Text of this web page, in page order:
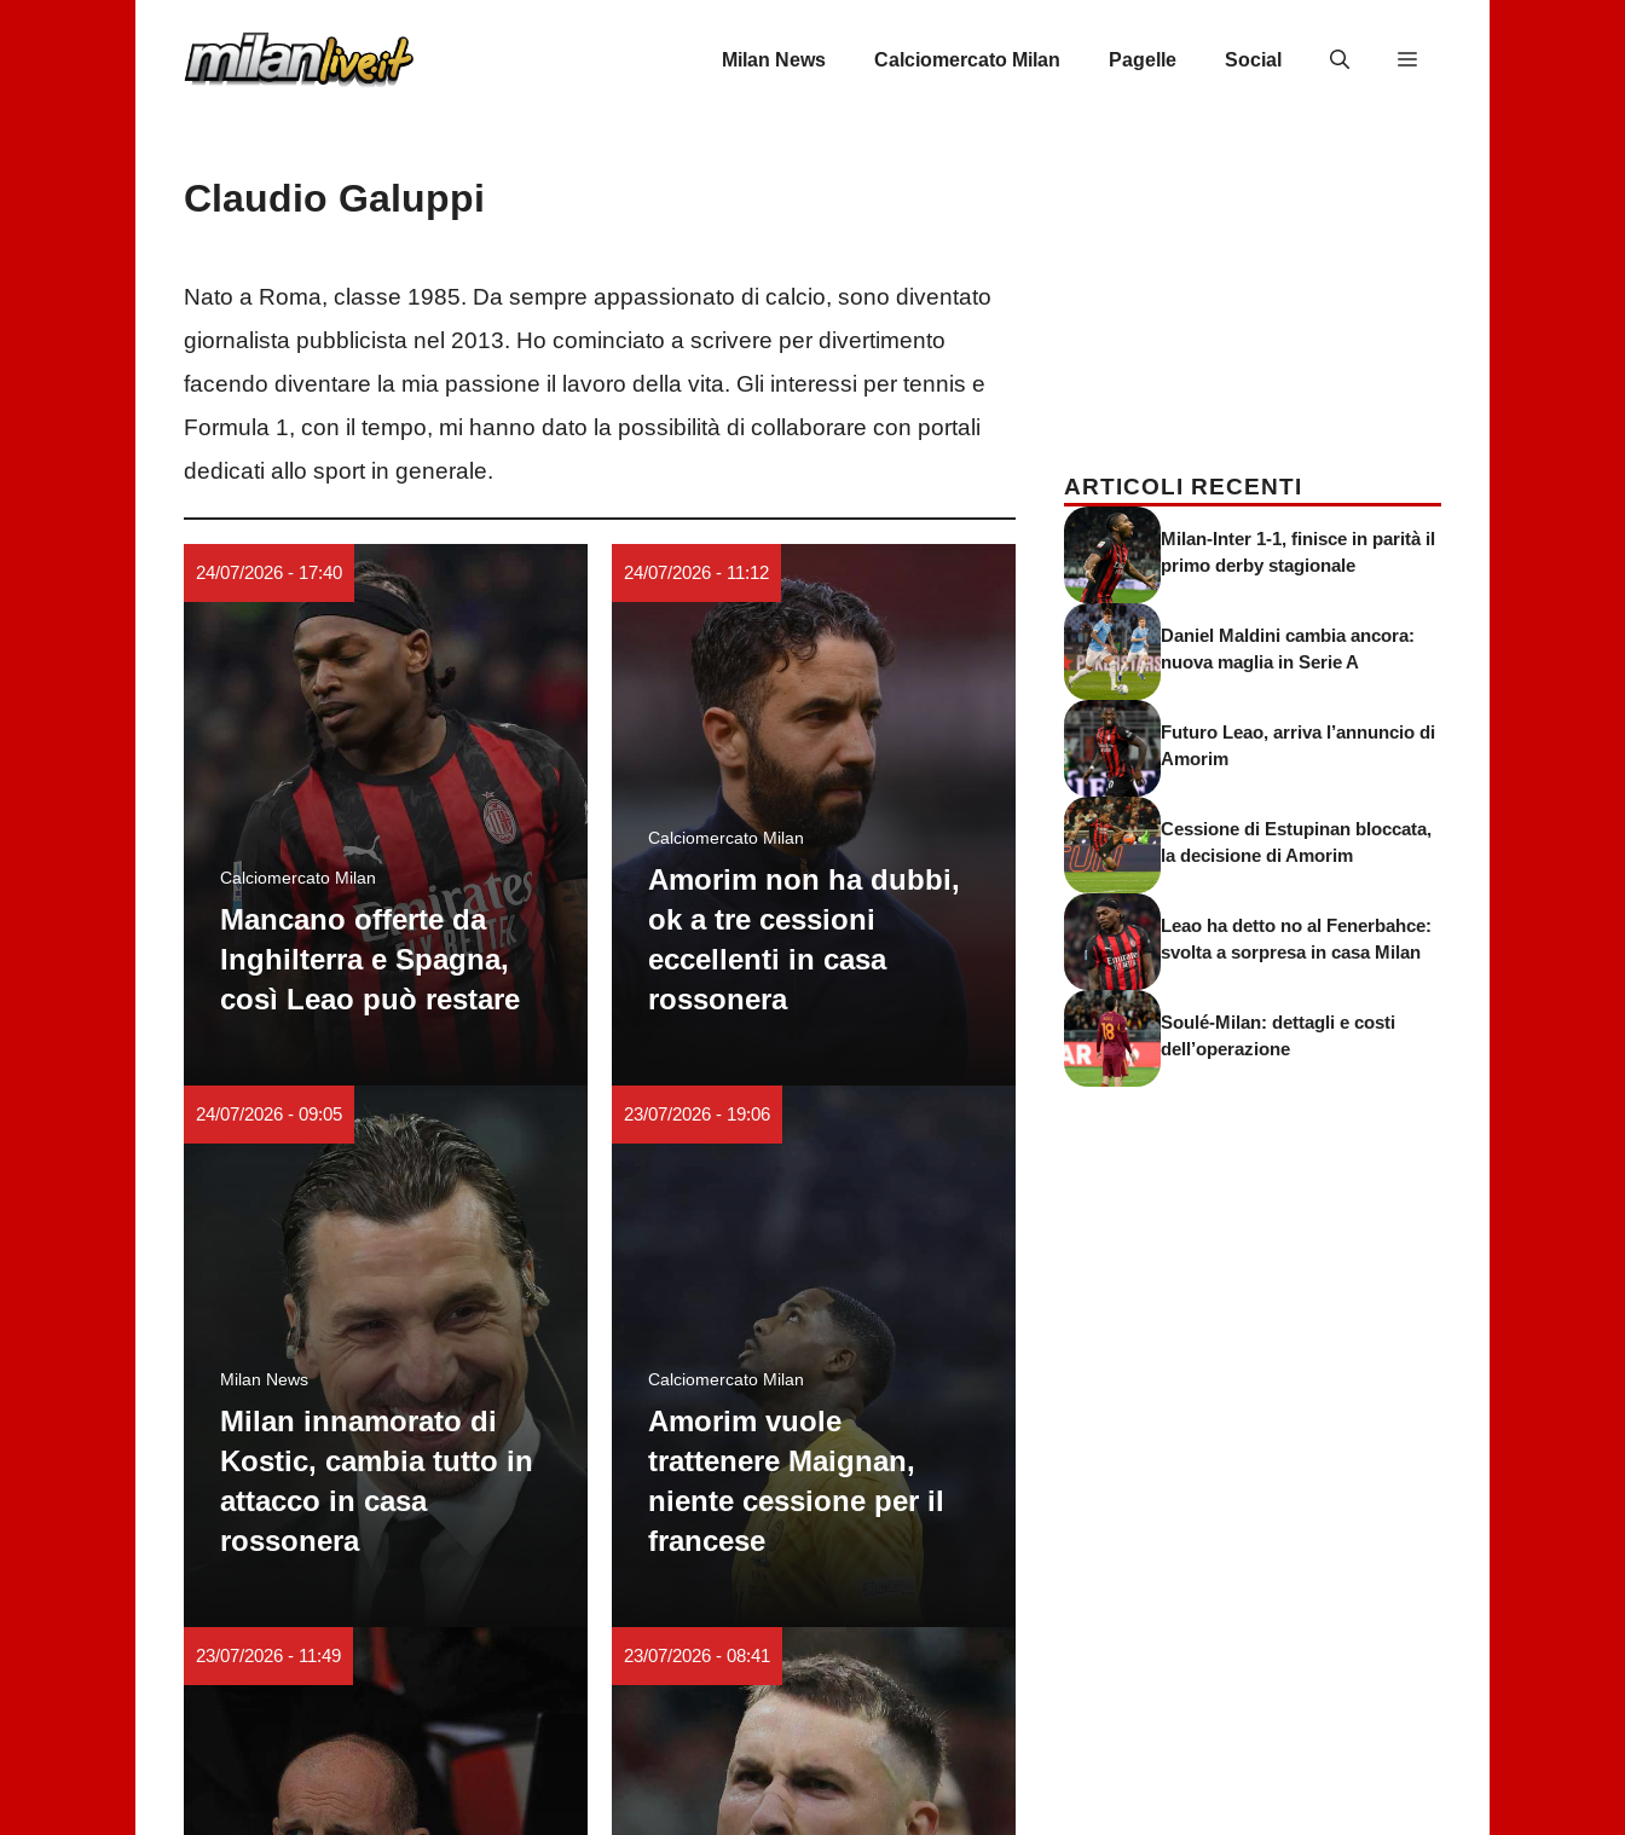
Milan News Calciomercato Milan Pagelle Social
Claudio Galuppi
Nato a Roma, classe 1985. Da sempre appassionato di calcio, sono diventato
giornalista pubblicista nel 2013. Ho cominciato a scrivere per divertimento
facendo diventare la mia passione il lavoro della vita. Gli interessi per tennis e
Formula 1, con il tempo, mi hanno dato la possibilità di collaborare con portali
dedicati allo sport in generale.
24/07/2026 - 17:40
Calciomercato Milan
Mancano offerte da
Inghilterra e Spagna,
così Leao può restare
24/07/2026 - 11:12
Calciomercato Milan
Amorim non ha dubbi,
ok a tre cessioni
eccellenti in casa
rossonera
24/07/2026 - 09:05
Milan News
Milan innamorato di
Kostic, cambia tutto in
attacco in casa
rossonera
23/07/2026 - 19:06
Calciomercato Milan
Amorim vuole
trattenere Maignan,
niente cessione per il
francese
23/07/2026 - 11:49 23/07/2026 - 08:41
ARTICOLI RECENTI
Milan-Inter 1-1, finisce in parità il
primo derby stagionale
Daniel Maldini cambia ancora:
nuova maglia in Serie A
Futuro Leao, arriva l’annuncio di
Amorim
Cessione di Estupinan bloccata,
la decisione di Amorim
Leao ha detto no al Fenerbahce:
svolta a sorpresa in casa Milan
Soulé-Milan: dettagli e costi
dell’operazione